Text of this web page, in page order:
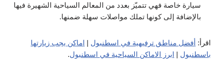
سيارة خاصة فهي تتميّز بعدد من المعالم السياحية الشهيرة فيها
بالإضافة إلى كونها تملك مواصلات سهلة ضمنها.
اقرأ: أفضل مناطق ترفيهية في اسطنبول | اماكن يجب زيارتها
باسطنبول | ابرز الاماكن السياحية في اسطنبول.